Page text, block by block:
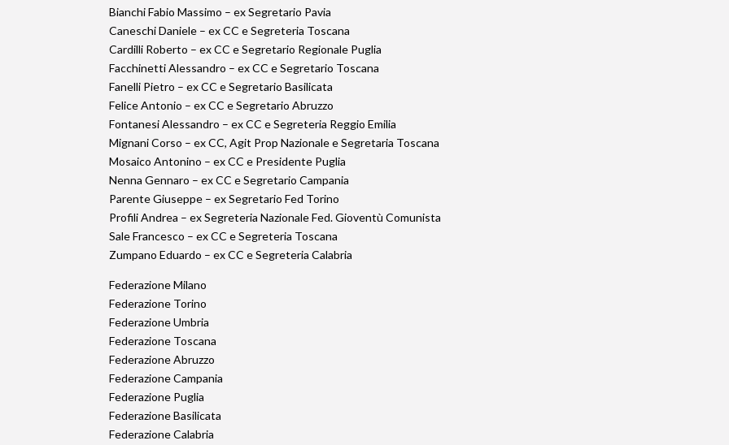
Bianchi Fabio Massimo – ex Segretario Pavia
Caneschi Daniele – ex CC e Segreteria Toscana
Cardilli Roberto – ex CC e Segretario Regionale Puglia
Facchinetti Alessandro – ex CC e Segretario Toscana
Fanelli Pietro – ex CC e Segretario Basilicata
Felice Antonio – ex CC e Segretario Abruzzo
Fontanesi Alessandro – ex CC e Segreteria Reggio Emilia
Mignani Corso – ex CC, Agit Prop Nazionale e Segretaria Toscana
Mosaico Antonino – ex CC e Presidente Puglia
Nenna Gennaro – ex CC e Segretario Campania
Parente Giuseppe – ex Segretario Fed Torino
Profili Andrea – ex Segreteria Nazionale Fed. Gioventù Comunista
Sale Francesco – ex CC e Segreteria Toscana
Zumpano Eduardo – ex CC e Segreteria Calabria
Federazione Milano
Federazione Torino
Federazione Umbria
Federazione Toscana
Federazione Abruzzo
Federazione Campania
Federazione Puglia
Federazione Basilicata
Federazione Calabria